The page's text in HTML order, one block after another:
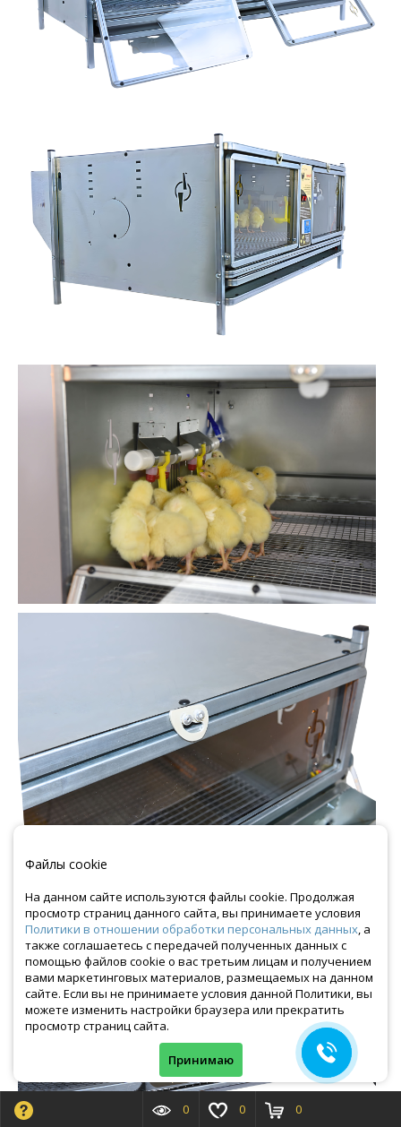
0 0 0
Файлы cookie
На данном сайте используются файлы cookie. Продолжая
просмотр страниц данного сайта, вы принимаете условия
Политики в отношении обработки персональных данных, а
также соглашаетесь с передачей полученных данных с
помощью файлов cookie о вас третьим лицам и получением
вами маркетинговых материалов, размещаемых на данном
сайте. Если вы не принимаете условия данной Политики, вы
можете изменить настройки браузера или прекратить
просмотр страниц сайта.
Принимаю